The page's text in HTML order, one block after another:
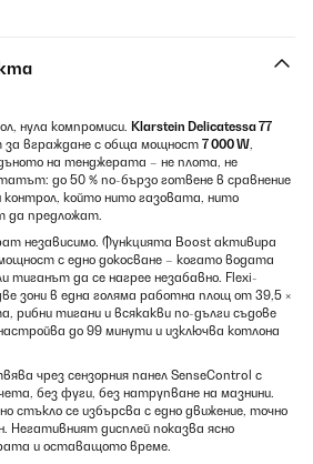
нула компромиси. Klarstein Delicatessa 77
за вграждане с обща мощност 7 000 W,
на тенджерата – не плота, не
до 50 % по-бързо готвене в сравнение
контрол, който нито газовата, нито
да предложат.
независимо. Функцията Boost активира
с едно докосване – когато водата
тиганът да се нагрее незабавно. Flexi-
зони в една голяма работна площ от 39,5 ×
рибни тигани и всякакви по-дълги съдове
до 99 минути и изключва котлона
чрез сензорния панел SenseControl с
без фуги, без натрупване на мазнини.
стъкло се избърсва с едно движение, точно
Негативният дисплей показва ясно
и оставащото време.